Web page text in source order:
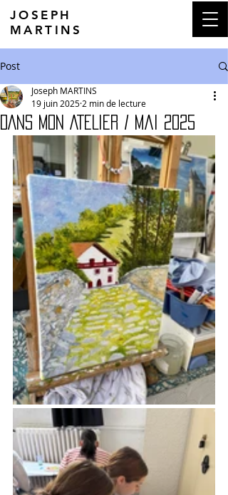
JOSEPH
MARTINS
Post
DANS MON ATELIER / mai 2025
Joseph MARTINS
19 juin 2025 2 min de lecture